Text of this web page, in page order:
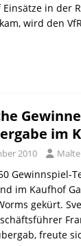
in der
wird den VfR
im
2010
Gewinnspiel-
im Kaufhof
gekürt.
freute